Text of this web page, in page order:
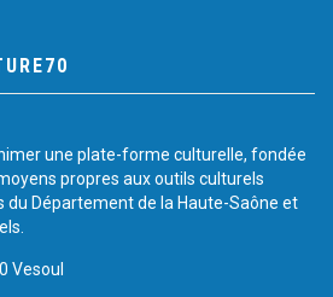
une plate-forme culturelle, fondée
propres aux outils culturels
du Département de la Haute-Saône et
Vesoul